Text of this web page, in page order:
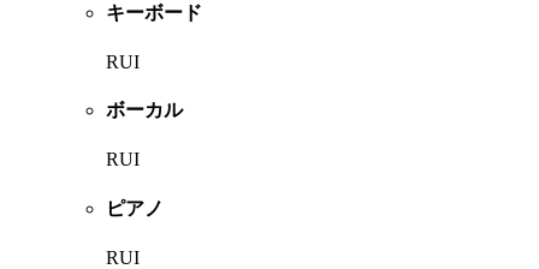
キーボード
RUI
ボーカル
RUI
ピアノ
RUI